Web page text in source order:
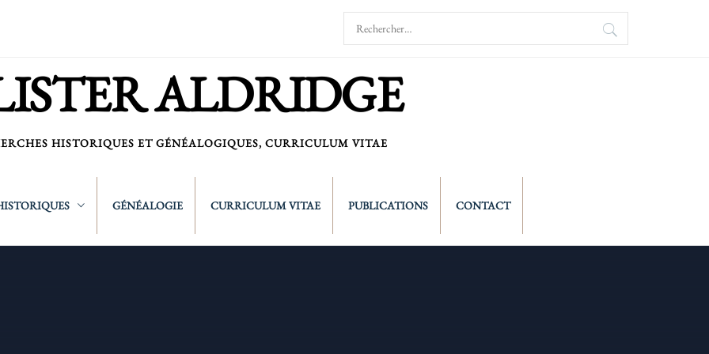
Rechercher :
ALDRIDGE
HISTORIQUES ET GÉNÉALOGIQUES, CURRICULUM VITAE
GÉNÉALOGIE CURRICULUM VITAE PUBLICATIONS CONTACT